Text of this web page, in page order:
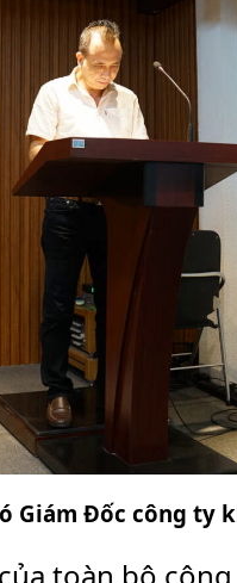
Giám Đốc công ty
toàn bộ